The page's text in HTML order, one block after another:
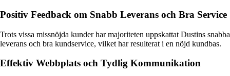
Positiv Feedback om Snabb Leverans och Bra Service
Trots vissa missnöjda kunder har majoriteten uppskattat Dustins snabba
leverans och bra kundservice, vilket har resulterat i en nöjd kundbas.
Effektiv Webbplats och Tydlig Kommunikation